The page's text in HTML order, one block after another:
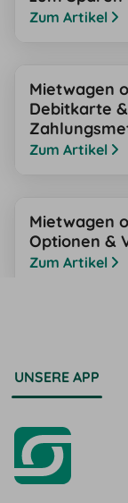
Zum Artikel
Mietwagen
Debitkarte
Zum Artikel
Mietwagen
Optionen &
Zum Artikel
UNSERE APP